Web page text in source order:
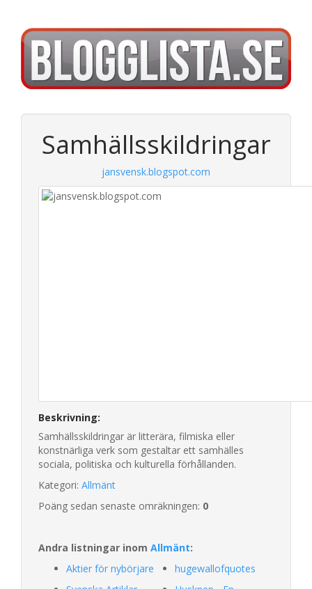
Samhällsskildringar
jansvensk.blogspot.com
Beskrivning:
Samhällsskildringar är litterära, filmiska eller
konstnärliga verk som gestaltar ett samhälles
sociala, politiska och kulturella förhållanden.
Kategori: Allmänt
Poäng sedan senaste omräkningen: 0
Andra listningar inom Allmänt:
Aktier för nybörjare
hugewallofquotes